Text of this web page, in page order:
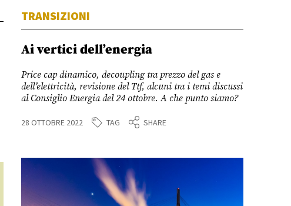
TRANSIZIONI
Ai vertici dell’energia
Price capdinamico, decoupling tra prezzo del gas e
dell’elettricità, revisione del Ttf, alcuni tra i temi discussi
al Consiglio Energia del 24 ottobre. A che punto siamo?
28 OTTOBRE 2022 TAG SHARE